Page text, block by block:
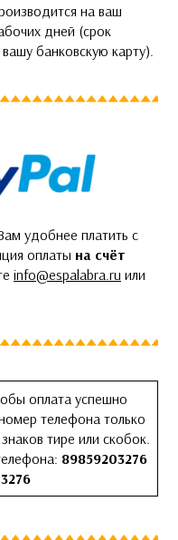
на ваш
дней (срок
банковскую карту).
удобнее платить с
оплаты на счёт
info@espalabra.ru или
оплата успешно
телефона только
тире или скобок.
89859203276